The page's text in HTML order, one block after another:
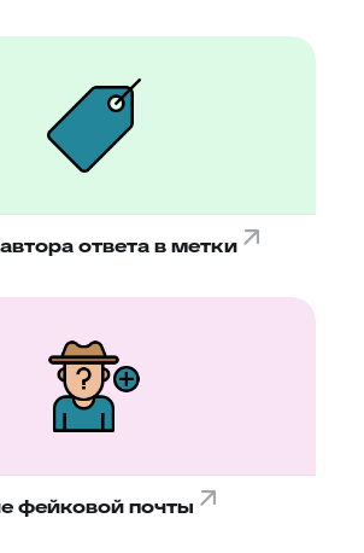
ответа в метки
фейковой почты